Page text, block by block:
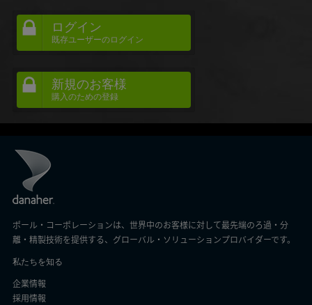
ログイン
既存ユーザーのログイン
新規のお客様
購入のための登録
ポール・コーポレーションは、世界中のお客様に対して最先端のろ過・分
離・精製技術を提供する、グローバル・ソリューションプロバイダーです。
私たちを知る
企業情報
採用情報